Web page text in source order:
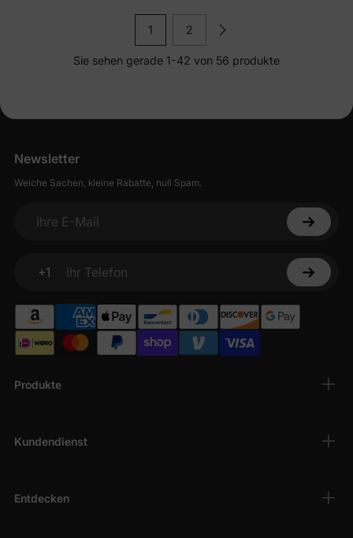
1 2
Sie sehen gerade 1-42 von 56 produkte
Produkte
Kundendienst
Entdecken
Newsletter
Weiche Sachen, kleine Rabatte, null Spam.
Ihre E-Mail
+1
Ihr Telefon